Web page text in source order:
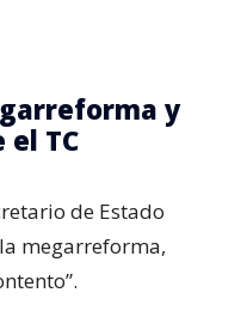
y
TC
de Estado
megarreforma,